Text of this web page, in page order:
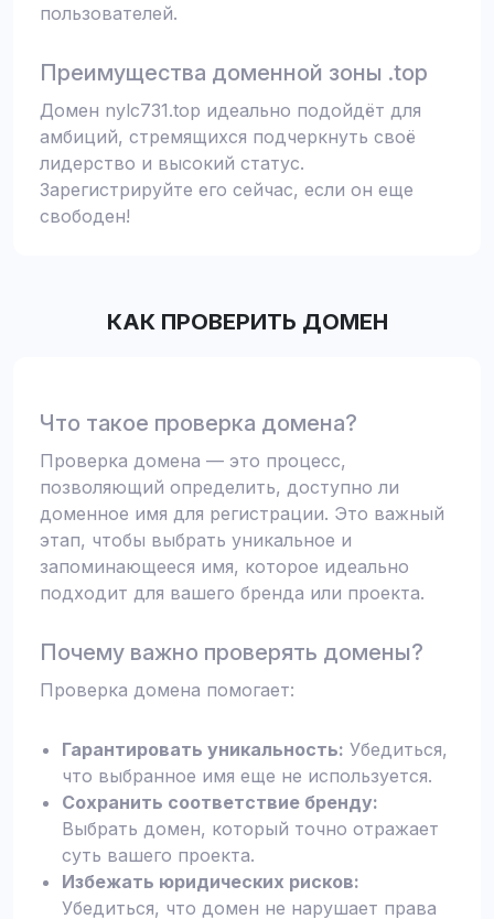
пользователей.
Преимущества доменной зоны .top
Домен nylc731.top идеально подойдёт для
амбиций, стремящихся подчеркнуть своё
лидерство и высокий статус.
Зарегистрируйте его сейчас, если он еще
свободен!
КАК ПРОВЕРИТЬ ДОМЕН
Что такое проверка домена?
Проверка домена — это процесс,
позволяющий определить, доступно ли
доменное имя для регистрации. Это важный
этап, чтобы выбрать уникальное и
запоминающееся имя, которое идеально
подходит для вашего бренда или проекта.
Почему важно проверять домены?
Проверка домена помогает:
Гарантировать уникальность: Убедиться,
что выбранное имя еще не используется.
Сохранить соответствие бренду:
Выбрать домен, который точно отражает
суть вашего проекта.
Избежать юридических рисков:
Убедиться, что домен не нарушает права